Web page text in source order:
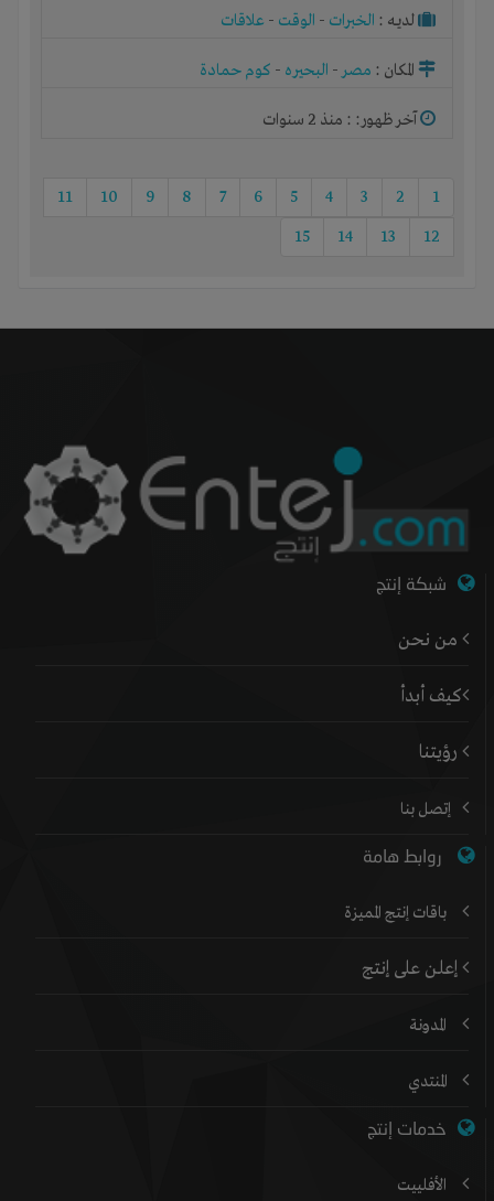
لديـه : الخبرات - الوقت - علاقات
المكان : مصر- البحيره - كوم حمادة
آخر ظهور: : منذ 2 سنوات
1
2
3
4
5
6
7
8
9
10
11
12
13
14
15
شبكة إنتج
من نحن
كيف أبدأ
رؤيتنا
إتصل بنا
روابط هامة
باقات إنتج المميزة
إعلن على إنتج
المدونة
المنتدي
خدمات إنتج
الأفلييت